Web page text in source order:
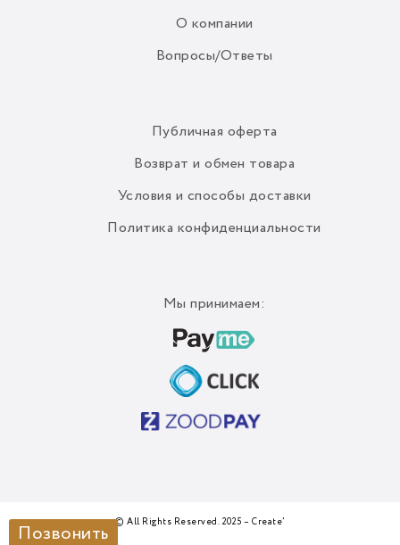
О компании
Вопросы/Ответы
Публичная оферта
Возврат и обмен товара
Условия и способы доставки
Политика конфиденциальности
Мы принимаем:
© All Rights Reserved. 2025 – Create’
Позвонить